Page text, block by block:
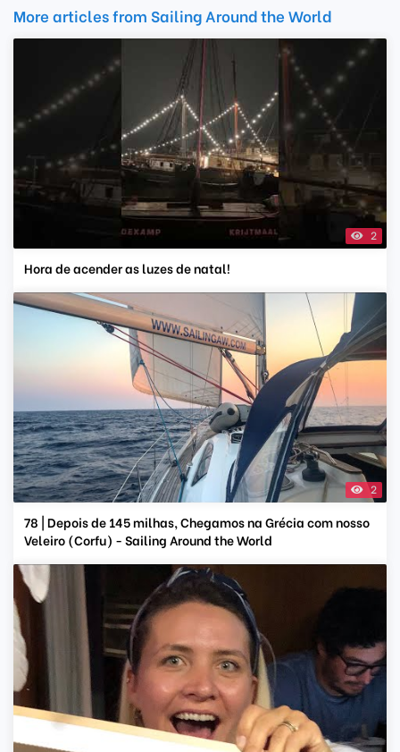
More articles from Sailing Around the World
2
Hora de acender as luzes de natal!
2
78 | Depois de 145 milhas, Chegamos na Grécia com nosso
Veleiro (Corfu) - Sailing Around the World